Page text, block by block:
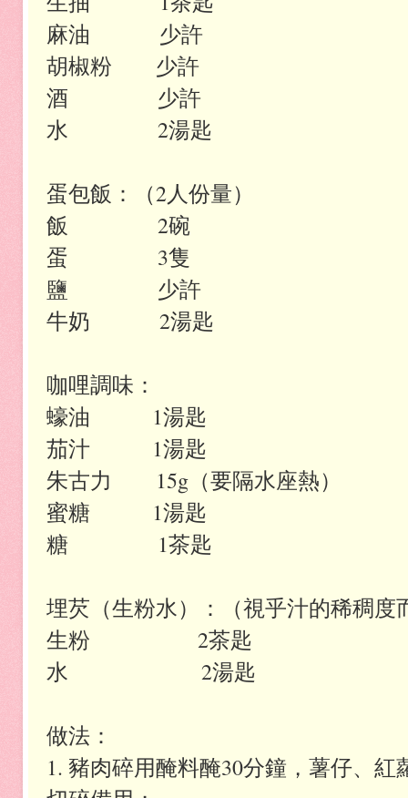
麻油 少許
胡椒粉 少許
酒 少許
水 2湯匙
蛋包飯：（2人份量）
飯 2碗
蛋 3隻
鹽 少許
牛奶 2湯匙
咖哩調味：
蠔油
1湯匙
茄汁
1湯匙
朱古力
15g（要隔水座熱）
蜜糖
1湯匙
糖 1茶匙
埋芡（生粉水）：（視乎汁的稀稠度
生粉 2茶匙
水 2湯匙
做法：
1. 豬肉碎用醃料醃30分鐘，薯仔、